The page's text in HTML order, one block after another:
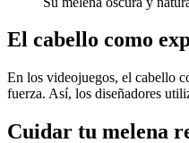
El cabello como
En los videojuegos, el cabello
fuerza. Así, los diseñadores
Cuidar tu melena